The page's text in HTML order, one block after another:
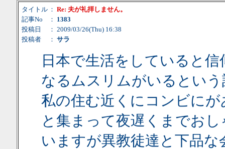
タイトル ： Re: 夫が礼拝しません。
記事No
： 1383
投稿日
： 2009/03/26(Thu) 16:38
投稿者
： サラ
日本で生活をしていると
なるムスリムがいるとい
私の住む近くにコンビに
と集まって夜遅くまでお
いますが異教徒達と下品